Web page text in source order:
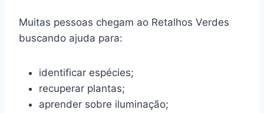
Muitas pessoas chegam ao Retalhos Verdes
buscando ajuda para:
identificar espécies;
recuperar plantas;
aprender sobre iluminação;